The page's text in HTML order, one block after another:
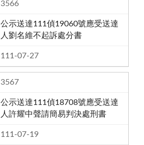
3566
公示送達111偵19060號應受送達
人劉名維不起訴處分書
111-07-27
3567
公示送達111偵18708號應受送達
人許耀中聲請簡易判決處刑書
111-07-19